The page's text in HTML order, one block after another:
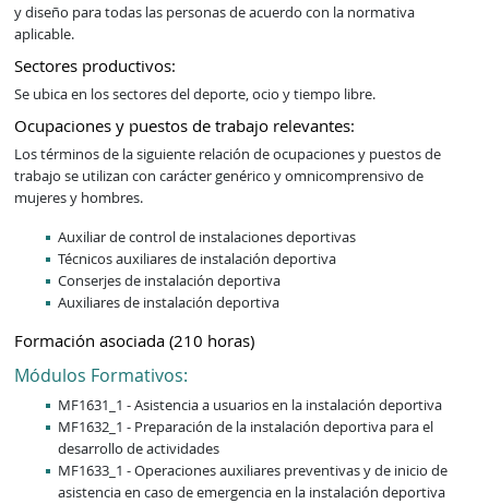
y diseño para todas las personas de acuerdo con la normativa
aplicable.
Sectores productivos:
Se ubica en los sectores del deporte, ocio y tiempo libre.
Ocupaciones y puestos de trabajo relevantes:
Los términos de la siguiente relación de ocupaciones y puestos de
trabajo se utilizan con carácter genérico y omnicomprensivo de
mujeres y hombres.
Auxiliar de control de instalaciones deportivas
Técnicos auxiliares de instalación deportiva
Conserjes de instalación deportiva
Auxiliares de instalación deportiva
Formación asociada (210 horas)
Módulos Formativos:
MF1631_1 - Asistencia a usuarios en la instalación deportiva
MF1632_1 - Preparación de la instalación deportiva para el
desarrollo de actividades
MF1633_1 - Operaciones auxiliares preventivas y de inicio de
asistencia en caso de emergencia en la instalación deportiva